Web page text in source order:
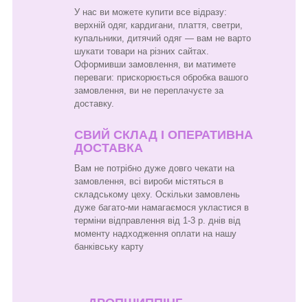
У нас ви можете купити все відразу:
верхній одяг, кардигани, плаття, светри,
купальники, дитячий одяг — вам не варто
шукати товари на різних сайтах.
Оформивши замовлення, ви матимете
переваги: прискорюється обробка вашого
замовлення, ви не переплачуєте за
доставку.
СВИЙ СКЛАД І ОПЕРАТИВНА
ДОСТАВКА
Вам не потрібно дуже довго чекати на
замовлення, всі вироби містяться в
складському цеху. Оскільки замовлень
дуже багато-ми намагаємося укластися в
терміни відправлення від 1-3 р. днів від
моменту надходження оплати на нашу
банківську карту